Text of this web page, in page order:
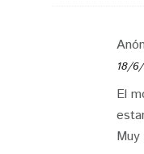
18/
El